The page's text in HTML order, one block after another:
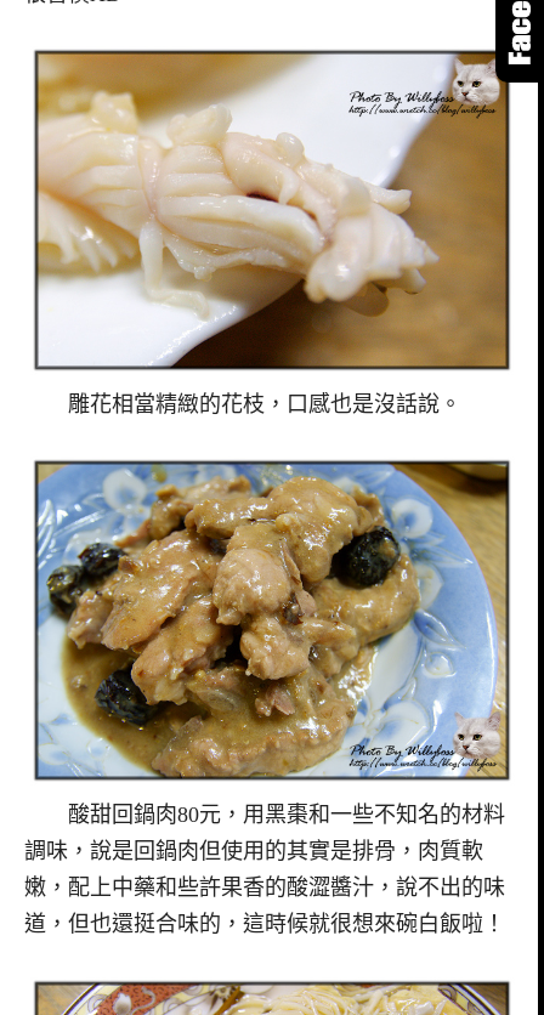
雕花相當精緻的花枝，口感也是沒話說。
酸甜回鍋肉80元，用黑棗和一些不知名的材料
調味，說是回鍋肉但使用的其實是排骨，肉質軟
嫩，配上中藥和些許果香的酸澀醬汁，說不出的味
道，但也還挺合味的，這時候就很想來碗白飯啦！